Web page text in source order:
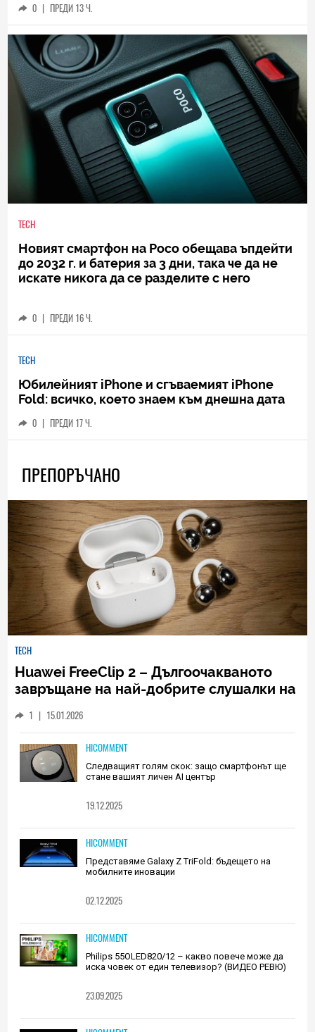
0 ПРЕДИ 13 Ч.
TECH
Новият смартфон на Poco обещава ъпдейти
до 2032 г. и батерия за 3 дни, така че да не
искате никога да се разделите с него
0 | ПРЕДИ 16 Ч.
TECH
Юбилейният iPhone и сгъваемият iPhone
Fold: всичко, което знаем към днешна дата
0 | ПРЕДИ 17 Ч.
ПРЕПОРЪЧАНО
TECH
Huawei FreeClip 2 – Дългоочакваното
завръщане на най-добрите слушалки на
1 | 15.01.2026
HICOMMENT
Следващият голям скок: защо смартфонът ще
стане вашият личен AI център
19.12.2025
HICOMMENT
Представяме Galaxy Z TriFold: бъдещето на
мобилните иновации
02.12.2025
HICOMMENT
Philips 55OLED820/12 – какво повече може да
иска човек от един телевизор? (ВИДЕО РЕВЮ)
23.09.2025